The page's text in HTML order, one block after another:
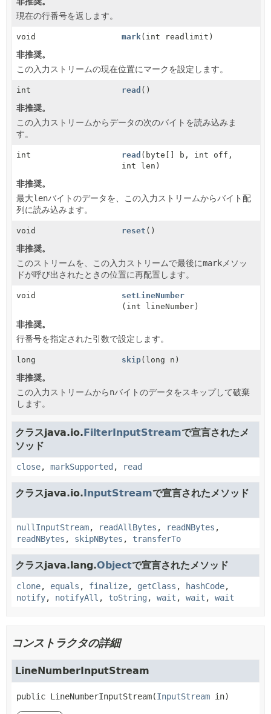
現在の行番号を返します。
void mark (int readlimit)
非推奨。
この入力ストリームの現在位置にマークを設定します。
int read ()
非推奨。
この入力ストリームからデータの次のバイトを読み込みま
す。
int read (byte[] b, int off,
int len)
非推奨。
最大lenバイトのデータを、この入力ストリームからバイト配
列に読み込みます。
void reset ()
非推奨。
このストリームを、この入力ストリームで最後にmark メソッ
ドが呼び出されたときの位置に再配置します。
void
setLineNumber
(int lineNumber)
非推奨。
行番号を指定された引数で設定します。
long skip(long n)
非推奨。
この入力ストリームからnバイトのデータをスキップして破棄
します。
クラスjava.io.FilterInputStreamで宣言されたメ
ソッド
close, markSupported , read
クラスjava.io.InputStreamで宣言されたメソッド
nullInputStream, readAllBytes , readNBytes ,
readNBytes , skipNBytes , transferTo
クラスjava.lang.Objectで宣言されたメソッド
clone, equals , finalize, getClass , hashCode,
notify, notifyAll , toString , wait , wait , wait
コンストラクタの詳細
LineNumberInputStream
public LineNumberInputStream(InputStream in)